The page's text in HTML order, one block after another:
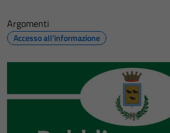
Argomenti
Accesso all'informazione